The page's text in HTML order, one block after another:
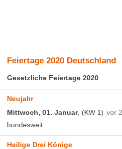
Feiertage 2020 Deutschland
Gesetzliche Feiertage 2020
Neujahr
Mittwoch, 01. Januar, (KW 1) vor
bundesweit
Heilige Drei Könige